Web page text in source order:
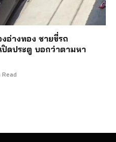
งอ่างทอง ชายขี่รถ
ปิดประตู บอกว่าตามหา
Read